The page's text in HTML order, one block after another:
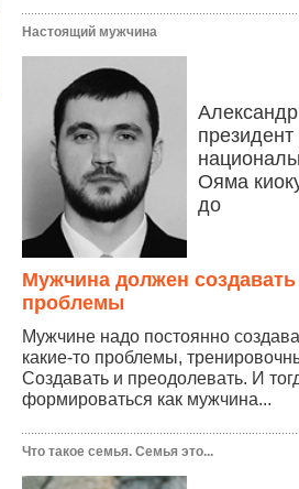
Настоящий мужчина
президент
Ояма
до
Мужчина должен создавать
проблемы
Мужчине надо постоянно
какие-то проблемы,
Создавать и преодолевать. И
формироваться как мужчина...
Что такое семья. Семья это...